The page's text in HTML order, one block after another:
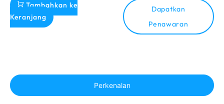
Tambahkan ke
Keranjang
Dapatkan
Penawaran
Perkenalan